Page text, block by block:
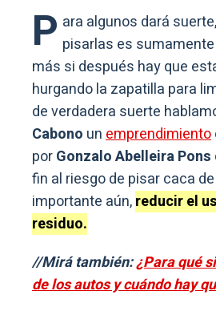
P ara algunos dará
pisarlas es
más si después hay que
hurgando la zapatilla para
de verdadera suerte
Cabono unemprendimiento
porGonzalo Abelleira Pons
fin al riesgo de pisar caca
importante aún,reducir el
residuo.
//Mirá también:¿Para qué
de los autos y cuándo hay